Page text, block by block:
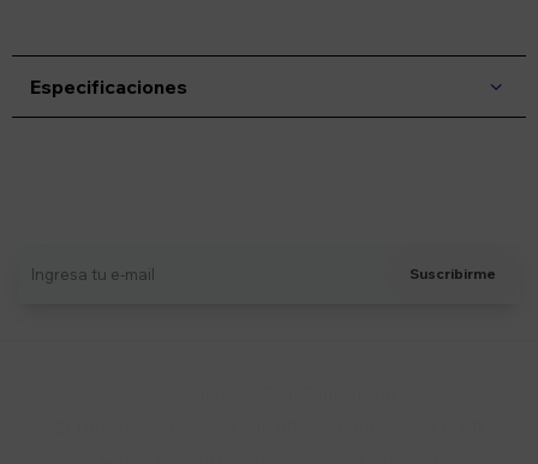
Especificaciones
Suscribirme